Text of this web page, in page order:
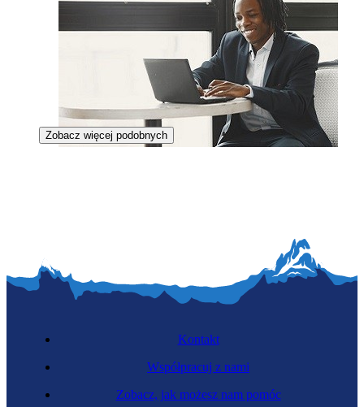
Zobacz więcej podobnych
Kontakt
Współpracuj z nami
Zobacz, jak możesz nam pomóc